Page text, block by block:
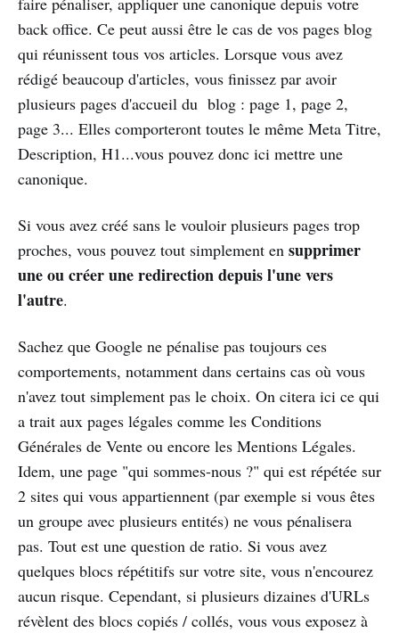
back office. Ce peut aussi être le cas de vos pages blog
qui réunissent tous vos articles. Lorsque vous avez
rédigé beaucoup d'articles, vous finissez par avoir
plusieurs pages d'accueil du blog : page 1, page 2,
page 3... Elles comporteront toutes le même Meta Titre,
Description, H1...vous pouvez donc ici mettre une
canonique.
Si vous avez créé sans le vouloir plusieurs pages trop
proches, vous pouvez tout simplement en supprimer
une ou créer une redirection depuis l'une vers
l'autre.
Sachez que Google ne pénalise pas toujours ces
comportements, notamment dans certains cas où vous
n'avez tout simplement pas le choix. On citera ici ce qui
a trait aux pages légales comme les Conditions
Générales de Vente ou encore les Mentions Légales.
Idem, une page "qui sommes-nous ?" qui est répétée sur
2 sites qui vous appartiennent (par exemple si vous êtes
un groupe avec plusieurs entités) ne vous pénalisera
pas. Tout est une question de ratio. Si vous avez
quelques blocs répétitifs sur votre site, vous n'encourez
aucun risque. Cependant, si plusieurs dizaines d'URLs
révèlent des blocs copiés / collés, vous vous exposez à